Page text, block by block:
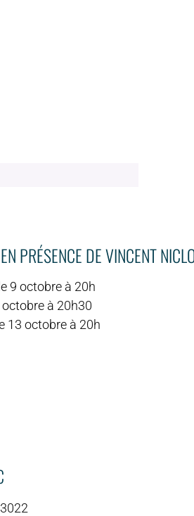
PRÉSENCE DE VINCENT
9 octobre à 20h
octobre à 20h30
13 octobre à 20h